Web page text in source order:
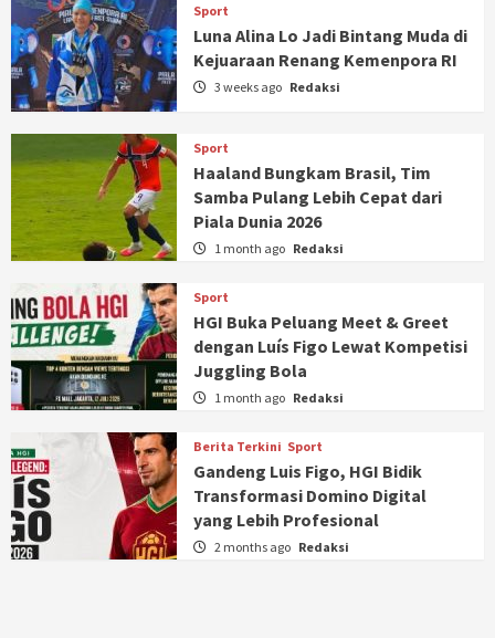
Sport
Luna Alina Lo Jadi Bintang Muda di
Kejuaraan Renang Kemenpora RI
3 weeks ago Redaksi
Sport
Haaland Bungkam Brasil, Tim
Samba Pulang Lebih Cepat dari
Piala Dunia 2026
1 month ago Redaksi
Sport
HGI Buka Peluang Meet & Greet
dengan Luís Figo Lewat Kompetisi
Juggling Bola
1 month ago Redaksi
Berita Terkini Sport
Gandeng Luis Figo, HGI Bidik
Transformasi Domino Digital
yang Lebih Profesional
2 months ago Redaksi